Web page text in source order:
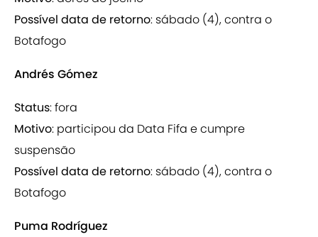
Possível data de retorno: sábado (4), contra o
Botafogo
Andrés Gómez
Status: fora
Motivo: participou da Data Fifa e cumpre
suspensão
Possível data de retorno: sábado (4), contra o
Botafogo
Puma Rodríguez